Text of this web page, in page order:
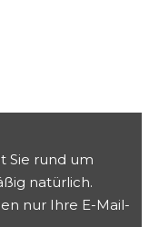
Sie rund um
natürlich.
nur Ihre E-Mail-